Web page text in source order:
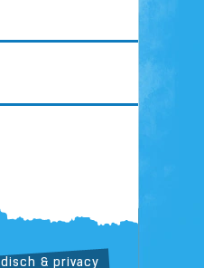
& privacy